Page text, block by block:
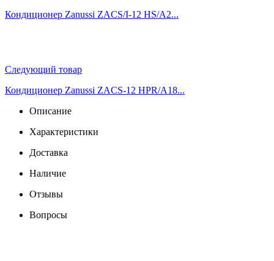
Кондиционер Zanussi ZACS/I-12 HS/A2...
Следующий товар
Кондиционер Zanussi ZACS-12 HPR/A18...
Описание
Характеристики
Доставка
Наличие
Отзывы
Вопросы